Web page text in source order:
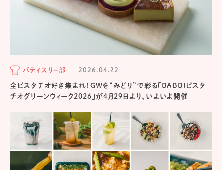
パティスリー部 2026.04.22
全ピスタチオ好き集まれ！GWを“みどり”で彩る「BABBIピスタ
チオグリーンウィーク2026」が4月29日より、いよいよ開催